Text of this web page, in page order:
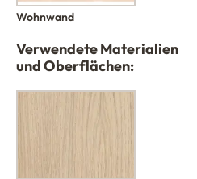
Wohnwand
Verwendete Materialien
und Oberflächen: